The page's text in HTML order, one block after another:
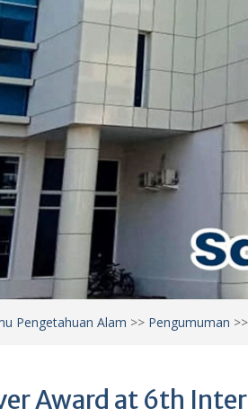
Pengetahuan Alam >> Pengumuman >>
Award at 6th